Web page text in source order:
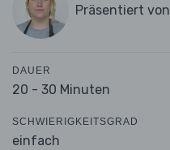
Präsentiert von
DAUER
20 - 30 Minuten
SCHWIERIGKEITSGRAD
einfach